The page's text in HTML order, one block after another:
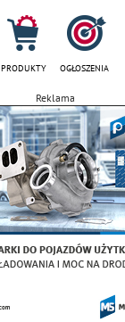
PRODUKTY OGŁOSZENIA
Reklama